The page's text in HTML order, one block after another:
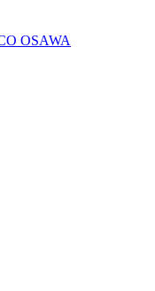
OSAWA